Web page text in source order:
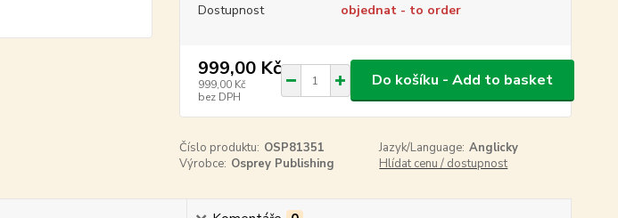
Dostupnost objednat - to order
999,00 Kč
999,00 Kč
bez DPH
Do košíku - Add to basket
Číslo produktu: OSP81351 Jazyk/Language: Anglicky
Výrobce: Osprey Publishing Hlídat cenu / dostupnost